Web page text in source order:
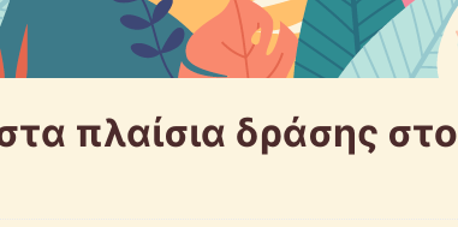
πλαίσια δράσης στο